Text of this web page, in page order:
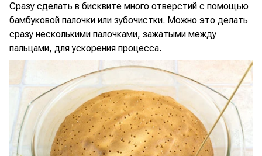
Сразу сделать в бисквите много отверстий с помощью
бамбуковой палочки или зубочистки. Можно это делать
сразу несколькими палочками, зажатыми между
пальцами, для ускорения процесса.